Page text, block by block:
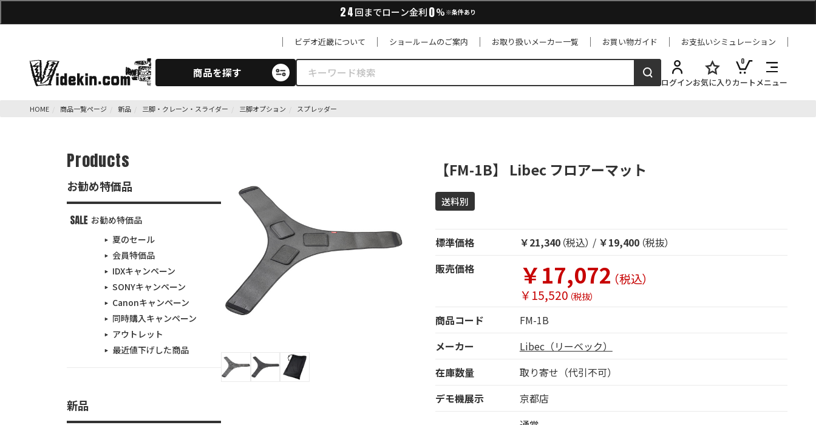
24回までローン金利0% ※条件あり
ビデオ近畿について ショールームのご案内 お取り扱いメーカー一覧 お買い物ガイド お支払いシミュレーション
商品を探す
ログインお気に入り
0
カートメニュー
HOME 商品一覧ページ 新品 三脚・クレーン・スライダー 三脚オプション スプレッダー
【FM-1B】 Libec フロアーマット
送料別
標準価格 ￥21,340 （税込） / ￥19,400 （税抜）
販売価格
￥17,072 （税込）
￥15,520 （税抜）
商品コード
FM-1B
メーカー
Libec（リーベック）
在庫数量
取り寄せ（代引不可）
デモ機展示
京都店
Products
お勧め特価品
お勧め特価品
夏のセール
会員特価品
IDXキャンペーン
SONYキャンペーン
Canonキャンペーン
同時購入キャンペーン
アウトレット
最近値下げした商品
新品